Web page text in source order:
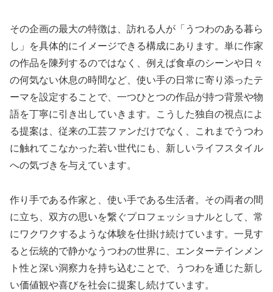
その企画の最大の特徴は、訪れる人が「うつわのある暮ら
し」を具体的にイメージできる構成にあります。単に作家
の作品を陳列するのではなく、例えば食卓のシーンや日々
の何気ない休息の時間など、使い手の日常に寄り添ったテ
ーマを設定することで、一つひとつの作品が持つ背景や物
語を丁寧に引き出していきます。こうした独自の視点によ
る提案は、従来の工芸ファンだけでなく、これまでうつわ
に触れてこなかった若い世代にも、新しいライフスタイル
への気づきを与えています。
作り手である作家と、使い手である生活者。その両者の間
に立ち、双方の思いを繋ぐプロフェッショナルとして、常
にワクワクするような体験を仕掛け続けています。一見す
ると伝統的で静かなうつわの世界に、エンターテインメン
ト性と深い洞察力を持ち込むことで、うつわを通じた新し
い価値観や喜びを社会に提案し続けています。